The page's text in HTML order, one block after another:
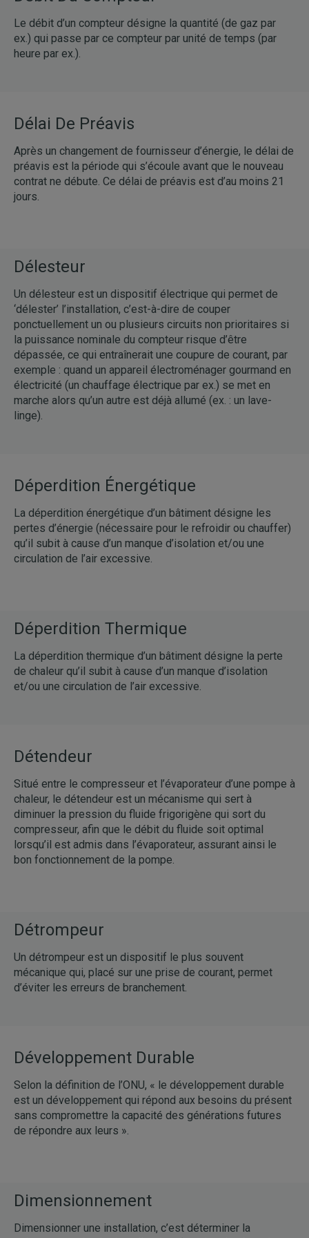
Le débit d’un compteur désigne la quantité (de gaz par
ex.) qui passe par ce compteur par unité de temps (par
heure par ex.).
Délai De Préavis
Après un changement de fournisseur d’énergie, le délai de
préavis est la période qui s’écoule avant que le nouveau
contrat ne débute. Ce délai de préavis est d’au moins 21
jours.
Délesteur
Un délesteur est un dispositif électrique qui permet de
‘délester’ l’installation, c’est-à-dire de couper
ponctuellement un ou plusieurs circuits non prioritaires si
la puissance nominale du compteur risque d’être
dépassée, ce qui entraînerait une coupure de courant, par
exemple : quand un appareil électroménager gourmand en
électricité (un chauffage électrique par ex.) se met en
marche alors qu’un autre est déjà allumé (ex. : un lave-
linge).
Déperdition Énergétique
La déperdition énergétique d’un bâtiment désigne les
pertes d’énergie (nécessaire pour le refroidir ou chauffer)
qu’il subit à cause d’un manque d’isolation et/ou une
circulation de l’air excessive.
Déperdition Thermique
La déperdition thermique d’un bâtiment désigne la perte
de chaleur qu’il subit à cause d’un manque d’isolation
et/ou une circulation de l’air excessive.
Détendeur
Situé entre le compresseur et l’évaporateur d’une pompe à
chaleur, le détendeur est un mécanisme qui sert à
diminuer la pression du fluide frigorigène qui sort du
compresseur, afin que le débit du fluide soit optimal
lorsqu’il est admis dans l’évaporateur, assurant ainsi le
bon fonctionnement de la pompe.
Détrompeur
Un détrompeur est un dispositif le plus souvent
mécanique qui, placé sur une prise de courant, permet
d’éviter les erreurs de branchement.
Développement Durable
Selon la définition de l’ONU, « le développement durable
est un développement qui répond aux besoins du présent
sans compromettre la capacité des générations futures
de répondre aux leurs ».
Dimensionnement
Dimensionner une installation, c’est déterminer la